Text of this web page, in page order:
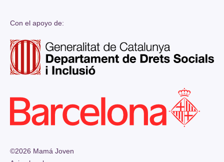
Con el apoyo de:
©2026 Mamá Joven